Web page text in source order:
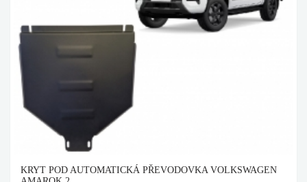
KRYT POD AUTOMATICKÁ PŘEVODOVKA VOLKSWAGEN